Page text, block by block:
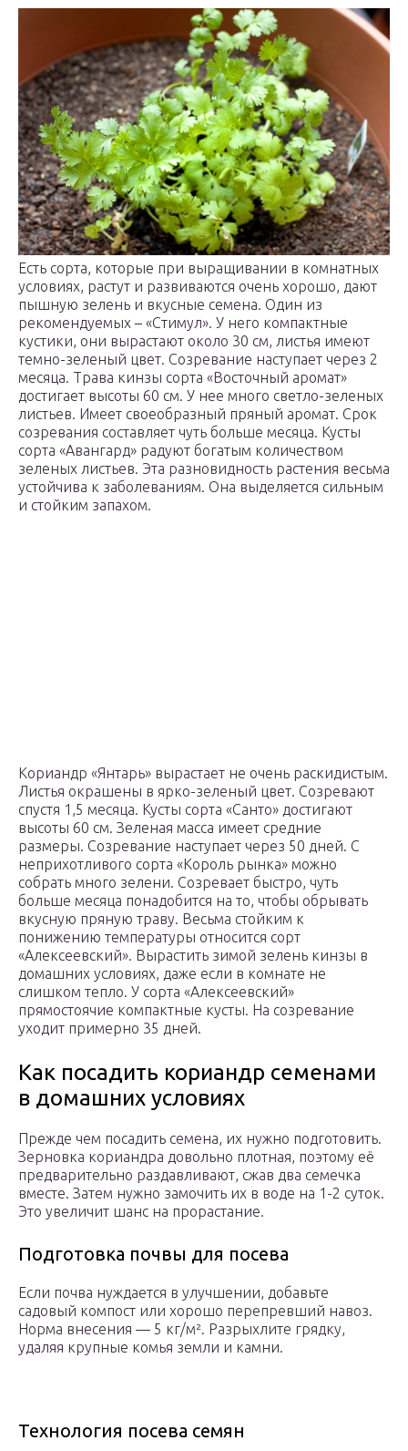
Есть сорта, которые при выращивании в комнатных
условиях, растут и развиваются очень хорошо, дают
пышную зелень и вкусные семена. Один из
рекомендуемых – «Стимул». У него компактные
кустики, они вырастают около 30 см, листья имеют
темно-зеленый цвет. Созревание наступает через 2
месяца. Трава кинзы сорта «Восточный аромат»
достигает высоты 60 см. У нее много светло-зеленых
листьев. Имеет своеобразный пряный аромат. Срок
созревания составляет чуть больше месяца. Кусты
сорта «Авангард» радуют богатым количеством
зеленых листьев. Эта разновидность растения весьма
устойчива к заболеваниям. Она выделяется сильным
и стойким запахом.
Кориандр «Янтарь» вырастает не очень раскидистым.
Листья окрашены в ярко-зеленый цвет. Созревают
спустя 1,5 месяца. Кусты сорта «Санто» достигают
высоты 60 см. Зеленая масса имеет средние
размеры. Созревание наступает через 50 дней. С
неприхотливого сорта «Король рынка» можно
собрать много зелени. Созревает быстро, чуть
больше месяца понадобится на то, чтобы обрывать
вкусную пряную траву. Весьма стойким к
понижению температуры относится сорт
«Алексеевский». Вырастить зимой зелень кинзы в
домашних условиях, даже если в комнате не
слишком тепло. У сорта «Алексеевский»
прямостоячие компактные кусты. На созревание
уходит примерно 35 дней.
Как посадить кориандр семенами
в домашних условиях
Прежде чем посадить семена, их нужно подготовить.
Зерновка кориандра довольно плотная, поэтому её
предварительно раздавливают, сжав два семечка
вместе. Затем нужно замочить их в воде на 1-2 суток.
Это увеличит шанс на прорастание.
Подготовка почвы для посева
Если почва нуждается в улучшении, добавьте
садовый компост или хорошо перепревший навоз.
Норма внесения — 5 кг/м². Разрыхлите грядку,
удаляя крупные комья земли и камни.
Технология посева семян